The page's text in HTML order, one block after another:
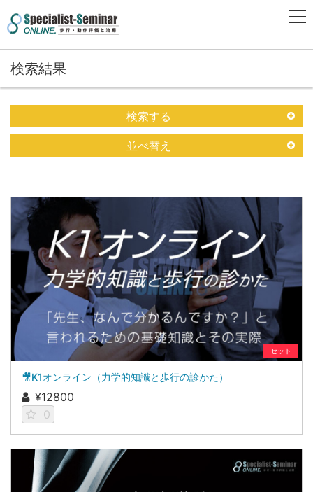
検索結果
検索する
並べ替え
セット
🎥K1オンライン（力学的知識と歩行の診かた）
¥12800
0